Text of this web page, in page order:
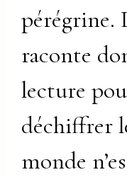
pérégrine.
raconte
lecture
déchiffrer
monde